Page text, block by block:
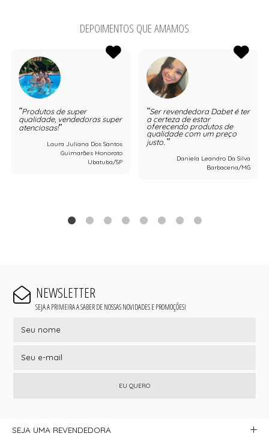
DEPOIMENTOS QUE AMAMOS
Produtos de super
qualidade, vendedoras super
atenciosas!
Laura Juliana Dos Santos
Guimarães Honorato
Ubatuba/SP
Ser revendedora Dabet é ter
a certeza de estar
oferecendo produtos de
qualidade com um preço
justo.
Daniela Leandro Da Silva
Barbacena/MG
NEWSLETTER
SEJA A PRIMEIRA A SABER DE NOSSAS NOVIDADES E PROMOÇÕES!
EU QUERO
SEJA UMA REVENDEDORA